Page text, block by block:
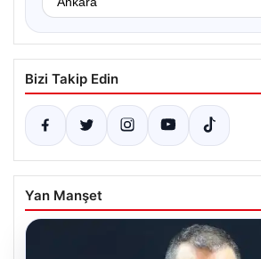
Bizi Takip Edin
Yan Manşet